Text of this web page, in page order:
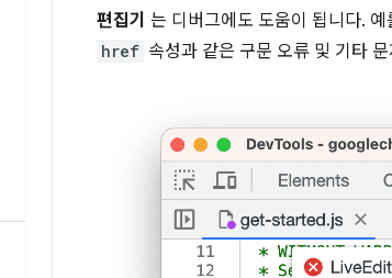
편집기 는 디버그에도 도움이 됩니다.
href 속성과 같은 구문 오류 및 기타